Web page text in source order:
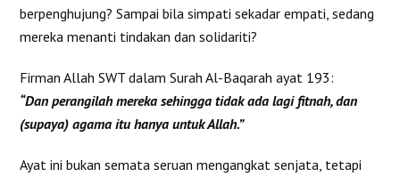
berpenghujung? Sampai bila simpati sekadar empati, sedang
mereka menanti tindakan dan solidariti?
Firman Allah SWT dalam Surah Al-Baqarah ayat 193:
“Dan perangilah mereka sehingga tidak ada lagi fitnah, dan
(supaya) agama itu hanya untuk Allah.”
Ayat ini bukan semata seruan mengangkat senjata, tetapi